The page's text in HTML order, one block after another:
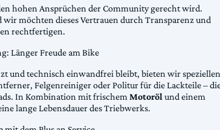
hohen Ansprüchen der Community gerecht wird.
wir möchten dieses Vertrauen durch Transparenz und
rechtfertigen.
Länger Freude am Bike
und technisch einwandfrei bleibt, bieten wir speziellen
Felgenreiniger oder Politur für die Lackteile –
In Kombination mit frischemMotorölund einem
lange Lebensdauer des Triebwerks.